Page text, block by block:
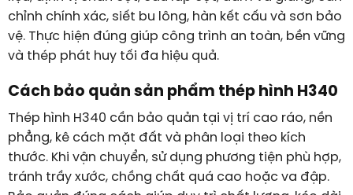
chỉnh chính xác, siết bu lông, hàn kết cấu và sơn bảo
vệ. Thực hiện đúng giúp công trình an toàn, bền vững
và thép phát huy tối đa hiệu quả.
Cách bảo quản sản phẩm thép hình H340
Thép hình H340 cần bảo quản tại vị trí cao ráo, nền
phẳng, kê cách mặt đất và phân loại theo kích
thước. Khi vận chuyển, sử dụng phương tiện phù hợp,
tránh trầy xước, chồng chất quá cao hoặc va đập.